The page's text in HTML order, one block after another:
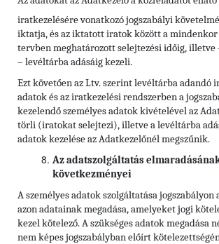
iratkezelésére vonatkozó jogszabályi
iktatja, és az iktatott iratok között a
tervben meghatározott selejtezési időig, illetve
– levéltárba adásáig kezeli.
Ezt követően az Ltv. szerint levéltárba adandó
adatok és az iratkezelési rendszerben a
kezelendő személyes adatok kivételével az
törli (iratokat selejtezi), illetve a levéltárba
adatok kezelése az Adatkezelőnél megszűnik.
Az adatszolgáltatás
következményei
A személyes adatok szolgáltatása
azon adatainak megadása, amelyeket jogi
kezel kötelező. A szükséges adatok megadása
nem képes jogszabályban előírt